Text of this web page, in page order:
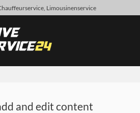
Limousinenservice
and edit content